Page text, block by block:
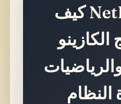
يوضح شرح NetEnt كيف
النظام